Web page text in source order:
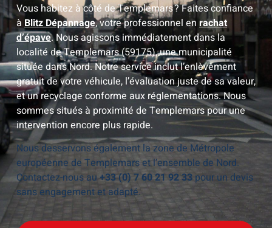
Vous habitez à côté de Templemars ? Faites confiance
à Blitz Dépannage, votre professionnel en rachat
d’épave. Nous agissons immédiatement dans la
localité de Templemars (59175), une municipalité
située dans Nord. Notre service inclut l’enlèvement
gratuit de votre véhicule, l’évaluation juste de sa valeur,
et un recyclage conforme aux réglementations. Nous
sommes situés à proximité de Templemarspour une
intervention encore plus rapide.
Nous desservons également la zone de Métropole
européenne de Templemars et l’ensemble de Nord.
Contactez-nous au+33 (0) 7 60 21 92 33 pour un devis
sans engagement et adapté.